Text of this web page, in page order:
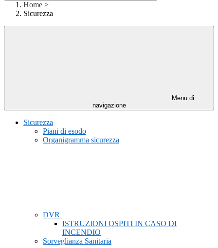
Home >
Sicurezza
Menu di
navigazione
Sicurezza
Piani di esodo
Organigramma sicurezza
DVR
ISTRUZIONI OSPITI IN CASO DI
INCENDIO
Sorveglianza Sanitaria